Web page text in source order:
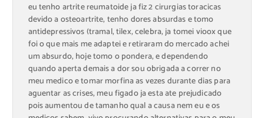
eu tenho artrite reumatoide ja fiz 2 cirurgias toracicas
devido a osteoartrite, tenho dores absurdas e tomo
antidepressivos (tramal, tilex, celebra, ja tomei vioox que
foi o que mais me adaptei e retiraram do mercado achei
um absurdo, hoje tomo o pondera, e dependendo
quando aperta demais a dor sou obrigada a correr no
meu medico e tomar morfina as vezes durante dias para
aguentar as crises, meu figado ja esta ate prejudicado
pois aumentou de tamanho qual a causa nem eu e os